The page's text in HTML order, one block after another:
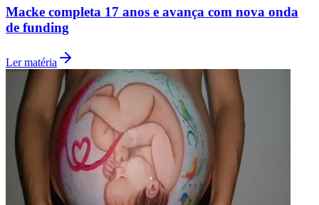
Macke completa 17 anos e avança com nova onda
de funding
Ler matéria